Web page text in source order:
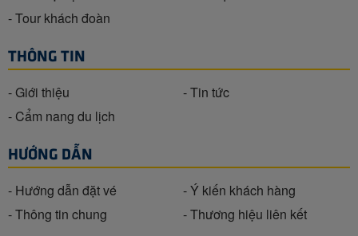
- Tour khách đoàn
THÔNG TIN
- Giới thiệu
- Tin tức
- Cẩm nang du lịch
HƯỚNG DẪN
- Hướng dẫn đặt vé
- Ý kiến khách hàng
- Thông tin chung
- Thương hiệu liên kết